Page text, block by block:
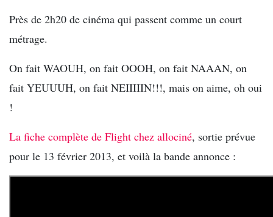
Près de 2h20 de cinéma qui passent comme un court
métrage.
On fait WAOUH, on fait OOOH, on fait NAAAN, on
fait YEUUUH, on fait NEIIIIIN!!!, mais on aime, oh oui
!
La fiche complète de Flight chez allociné, sortie prévue
pour le 13 février 2013, et voilà la bande annonce :